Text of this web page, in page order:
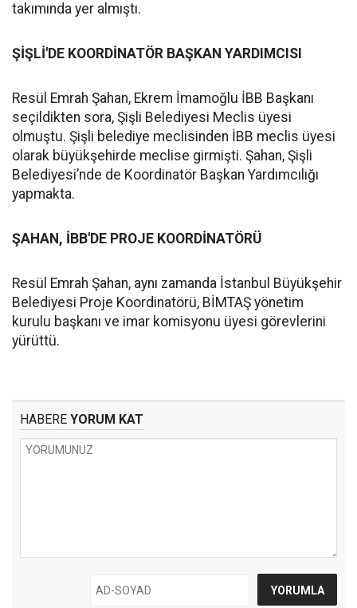
takımında yer almıştı.
ŞİŞLİ'DE KOORDİNATÖR BAŞKAN YARDIMCISI
Resül Emrah Şahan, Ekrem İmamoğlu İBB Başkanı
seçildikten sora, Şişli Belediyesi Meclis üyesi
olmuştu. Şişli belediye meclisinden İBB meclis üyesi
olarak büyükşehirde meclise girmişti. Şahan, Şişli
Belediyesi’nde de Koordinatör Başkan Yardımcılığı
yapmakta.
ŞAHAN, İBB'DE PROJE KOORDİNATÖRÜ
Resül Emrah Şahan, aynı zamanda İstanbul Büyükşehir
Belediyesi Proje Koordinatörü, BİMTAŞ yönetim
kurulu başkanı ve imar komisyonu üyesi görevlerini
yürüttü.
HABERE YORUM KAT